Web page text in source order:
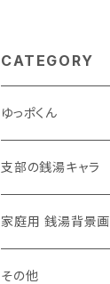
CATEGORY
ゆっポくん
支部の銭湯キャラ
家庭用 銭湯背景画
その他